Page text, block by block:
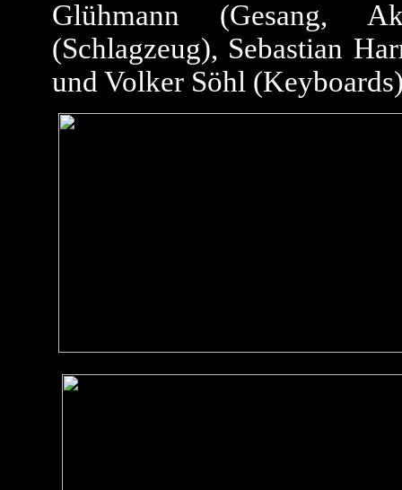
Glühmann (Gesang,
(Schlagzeug), Sebastian
und Volker Söhl